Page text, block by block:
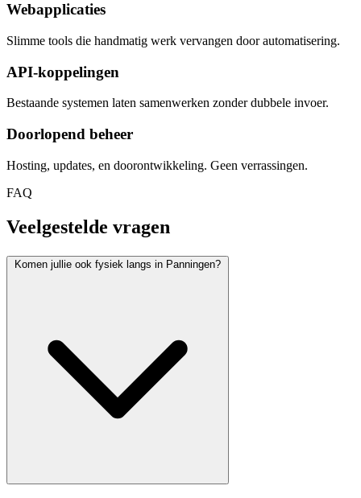
Webapplicaties
Slimme tools die handmatig werk vervangen door automatisering.
API-koppelingen
Bestaande systemen laten samenwerken zonder dubbele invoer.
Doorlopend beheer
Hosting, updates, en doorontwikkeling. Geen verrassingen.
FAQ
Veelgestelde vragen
Komen jullie ook fysiek langs in Panningen?